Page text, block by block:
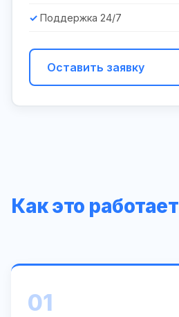
Поддержка 24/7
Оставить заявку
Как это работает
01